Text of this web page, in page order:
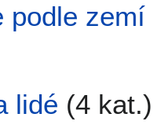
podle zemí
lidé (4 kat.)